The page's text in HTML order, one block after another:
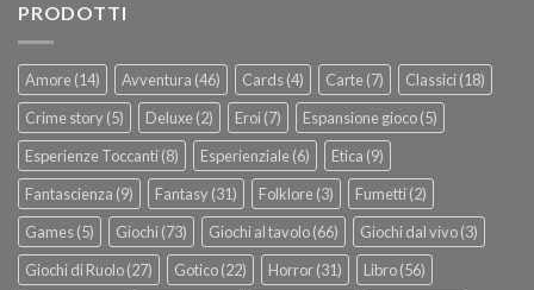
PRODOTTI
Amore(14) Avventura (46) Cards(4) Carte(7) Classici(18)
Crime story(5) Deluxe(2) Eroi(7) Espansione gioco(5)
Esperienze Toccanti(8) Esperienziale(6) Etica (9)
Fantascienza (9) Fantasy(31) Folklore(3) Fumetti(2)
Games(5) Giochi(73) Giochi al tavolo(66) Giochi dal vivo(3)
Giochi di Ruolo(27) Gotico(22) Horror(31) Libro(56)